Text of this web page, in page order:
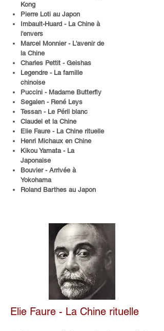
Kong
Pierre Loti au Japon
Imbault-Huard - La Chine à
l'envers
Marcel Monnier - L'avenir de
la Chine
Charles Pettit - Geishas
Legendre - La famille
chinoise
Puccini - Madame Butterfly
Segalen - René Leys
Tessan - Le Péril blanc
Claudel et la Chine
Elie Faure - La Chine rituelle
Henri Michaux en Chine
Kikou Yamata - La
Japonaise
Bouvier - Arrivée à
Yokohama
Roland Barthes au Japon
Elie Faure - La Chine rituelle